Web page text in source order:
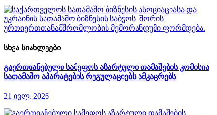
სხვა სიახლეები
გაერთიანებული სამეფოს აზარტული თამაშების კომისია
სათამაშო აპარატების რეგულაციებს ამკაცრებს
21 ივლ, 2026